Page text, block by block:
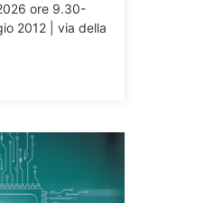
ore 9.30-
2012 | via della